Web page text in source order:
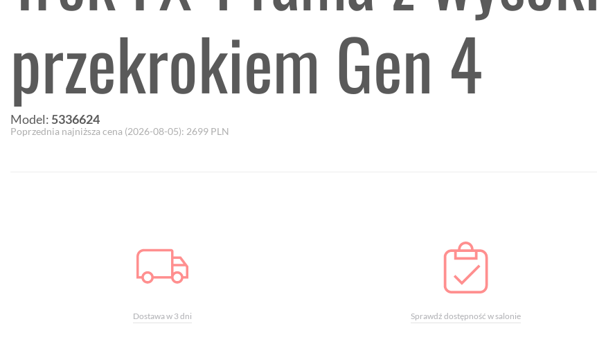
przekrokiem Gen 4
Model: 5336624
Poprzednia najniższa cena (2026-08-05): 2699 PLN
Dostawa w 3 dni Sprawdź dostępność w salonie